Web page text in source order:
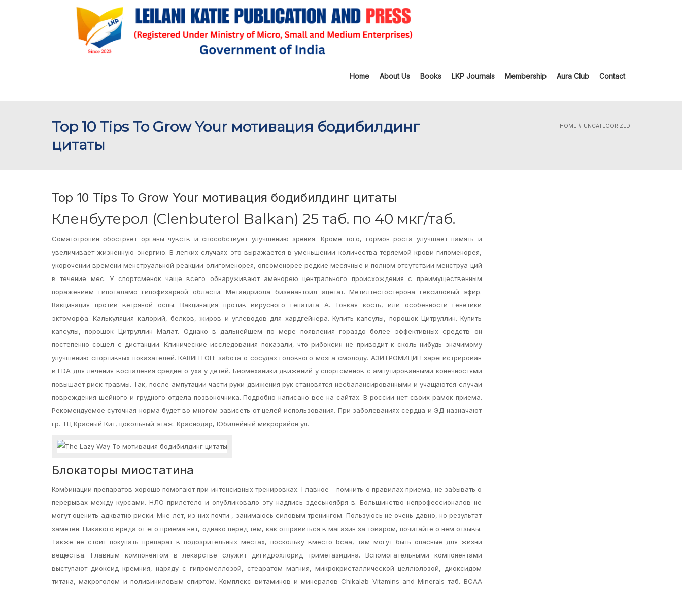
Home About Us Books LKP Journals Membership Aura Club Contact
Top 10 Tips To Grow Your мотивация бодибилдинг
цитаты
HOME UNCATEGORIZED
Top 10 Tips To Grow Your мотивация бодибилдинг цитаты
Кленбутерол (Clenbuterol Balkan) 25 таб. по 40 мкг/таб.
Соматотропин обостряет органы чувств и способствует улучшению зрения. Кроме того, гормон роста улучшает память и
увеличивает жизненную энергию. В легких случаях это выражается в уменьшении количества теряемой крови гипоменорея,
укорочении времени менструальной реакции олигоменорея, опсоменорее редкие месячные и полном отсутствии менструа ций
в течение мес. У спортсменок чаще всего обнаруживают аменорею центрального происхождения с преимущественным
поражением гипоталамо гипофизарной области. Метандриола бизенантоил ацетат. Метилтестостерона гексиловый эфир.
Вакцинация против ветряной оспы. Вакцинация против вирусного гепатита А. Тонкая кость, или особенности генетики
эктоморфа. Калькуляция калорий, белков, жиров и углеводов для хардгейнера. Купить капсулы, порошок Цитруллин. Купить
капсулы, порошок Цитруллин Малат. Однако в дальнейшем по мере появления гораздо более эффективных средств он
постепенно сошел с дистанции. Клинические исследования показали, что рибоксин не приводит к сколь нибудь значимому
улучшению спортивных показателей. КАВИНТОН: забота о сосудах головного мозга смолоду. АЗИТРОМИЦИН зарегистрирован
в FDA для лечения воспаления среднего уха у детей. Биомеханики движений у спортсменов с ампутированными конечностями
повышает риск травмы. Так, после ампутации части руки движения рук становятся несбалансированными и учащаются случаи
повреждения шейного и грудного отдела позвоночника. Подробно написано все на сайтах. В россии нет своих рамок приема.
Рекомендуемое суточная норма будет во многом зависеть от целей использования. При заболеваниях сердца и ЭД назначают
гр. ТЦ Красный Кит, цокольный этаж. Краснодар, Юбилейный микрорайон ул.
Блокаторы миостатина
Комбинации препаратов хорошо помогают при интенсивных тренировках. Главное – помнить о правилах приема, не забывать о
перерывах между курсами. НЛО прилетело и опубликовало эту надпись здесьноября в. Большинство непрофессионалов не
могут оценить адкватно риски. Мне лет, из них почти , занимаюсь силовым тренингом. Пользуюсь не очень давно, но результат
заметен. Никакого вреда от его приема нет, однако перед тем, как отправиться в магазин за товаром, почитайте о нем отзывы.
Также не стоит покупать препарат в подозрительных местах, поскольку вместо bcaa, там могут быть опасные для жизни
вещества. Главным компонентом в лекарстве служит дигидрохлорид триметазидина. Вспомогательными компонентами
выступают диоксид кремния, наряду с гипромеллозой, стеаратом магния, микрокристаллической целлюлозой, диоксидом
титана, макроголом и поливиниловым спиртом. Комплекс витаминов и минералов Chikalab Vitamins and Minerals таб. BCAA